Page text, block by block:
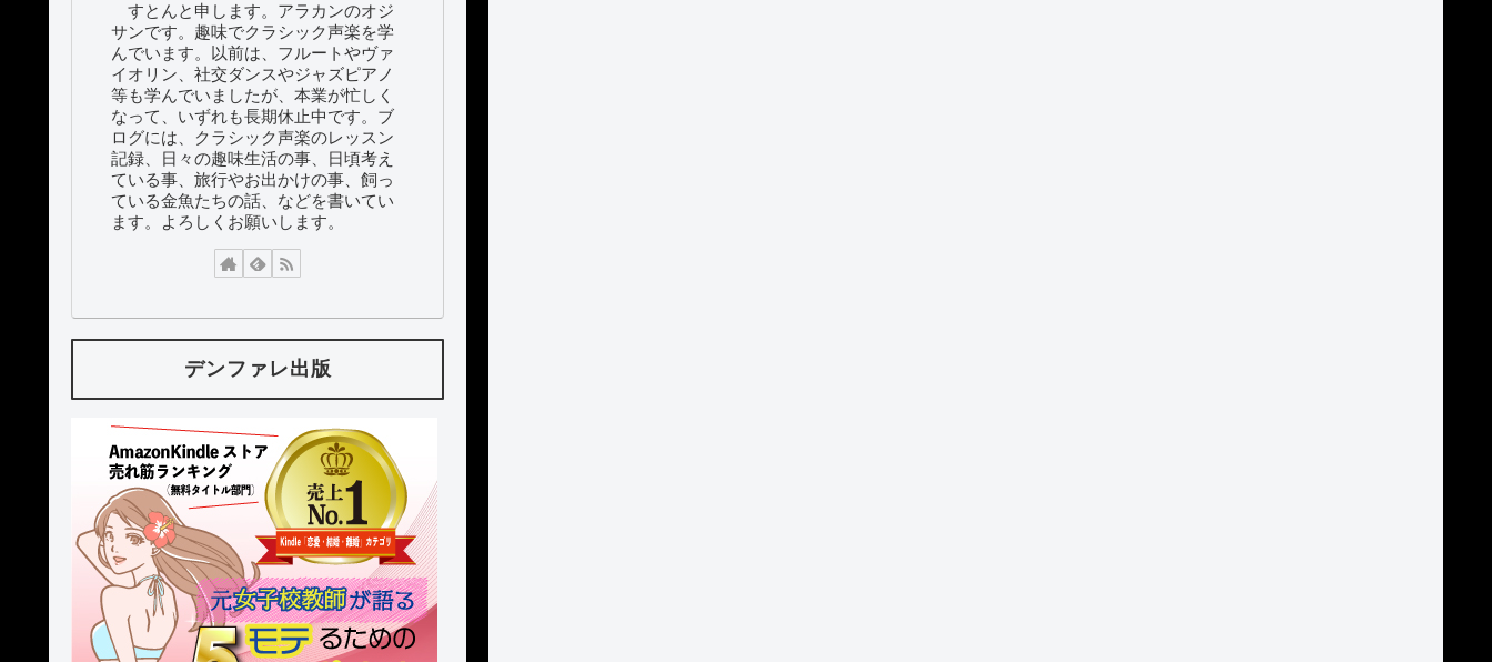
すとんと申します。アラカンのオジ
サンです。趣味でクラシック声楽を学
んでいます。以前は、フルートやヴァ
イオリン、社交ダンスやジャズピアノ
等も学んでいましたが、本業が忙しく
なって、いずれも長期休止中です。ブ
ログには、クラシック声楽のレッスン
記録、日々の趣味生活の事、日頃考え
ている事、旅行やお出かけの事、飼っ
ている金魚たちの話、などを書いてい
ます。よろしくお願いします。
デンファレ出版